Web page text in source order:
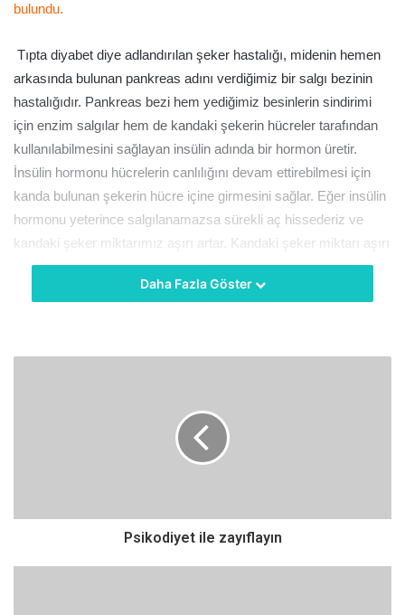
bulundu.
Tıpta diyabet diye adlandırılan şeker hastalığı, midenin hemen
arkasında bulunan pankreas adını verdiğimiz bir salgı bezinin
hastalığıdır. Pankreas bezi hem yediğimiz besinlerin sindirimi
için enzim salgılar hem de kandaki şekerin hücreler tarafından
kullanılabilmesini sağlayan insülin adında bir hormon üretir.
İnsülin hormonu hücrelerin canlılığını devam ettirebilmesi için
kanda bulunan şekerin hücre içine girmesini sağlar. Eğer insülin
hormonu yeterince salgılanamazsa sürekli aç hissederiz ve
kandaki şeker miktarımız aşırı artar. Kandaki şeker miktarı aşırı
artınca ince kan damarları tıkanır.
etkilenir. Daha sonra da tüm organlarımız hasara uğrar ve
başlarız.
Kan şekeri hücre içine giremediği için vücudumuz hep açtır ve
Daha Fazla Göster
Psikodiyet ile zayıflayın